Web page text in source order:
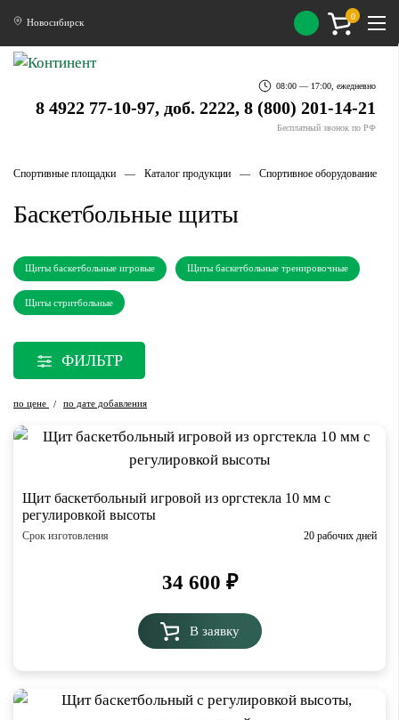
Новосибирск
08:00 — 17:00, ежедневно
8 4922 77-10-97, доб. 2222, 8 (800) 201-14-21
Бесплатный звонок по РФ
0
Спортивные площадки Каталог продукции Спортивное оборудование
Баскетбольные щиты
Щиты баскетбольные игровые Щиты баскетбольные тренировочные
Щиты стритбольные
ФИЛЬТР
по цене / по дате добавления
Щит баскетбольный игровой из оргстекла 10 мм с
регулировкой высоты
Срок изготовления 20 рабочих дней
34 600 ₽
В заявку